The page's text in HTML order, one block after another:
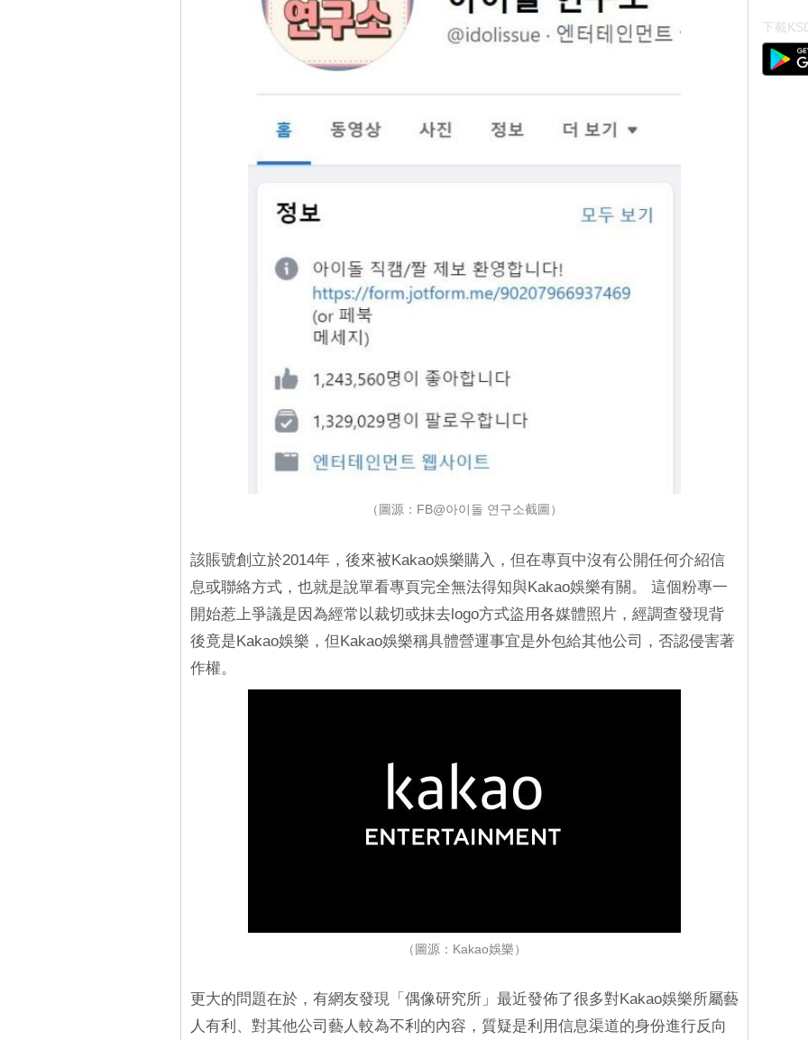
（圖源：FB@아이돌 연구소截圖）
該賬號創立於2014年，後來被Kakao娛樂購入，但在專頁中沒有公開任何介紹信
息或聯絡方式，也就是說單看專頁完全無法得知與Kakao娛樂有關。 這個粉專一
開始惹上爭議是因為經常以裁切或抹去logo方式盜用各媒體照片，經調查發現背
後竟是Kakao娛樂，但Kakao娛樂稱具體營運事宜是外包給其他公司，否認侵害著
作權。
（圖源：Kakao娛樂）
更大的問題在於，有網友發現「偶像研究所」最近發佈了很多對Kakao娛樂所屬藝
人有利、對其他公司藝人較為不利的內容，質疑是利用信息渠道的身份進行反向
下載